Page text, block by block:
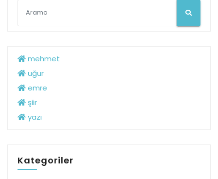
mehmet
uğur
emre
şiir
yazı
Kategoriler